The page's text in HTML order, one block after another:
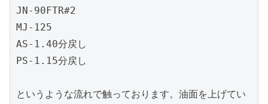
JN-90FTR#2
MJ-125
AS-1.40分戻し
PS-1.15分戻し
というような流れで触っております。油面を上げてい